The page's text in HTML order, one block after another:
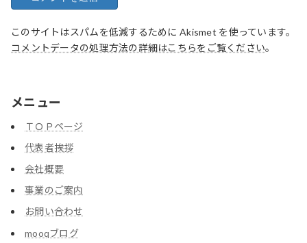
このサイトはスパムを低減するために Akismet を使っています。
コメントデータの処理方法の詳細はこちらをご覧ください。
メニュー
ＴＯＰページ
代表者挨拶
会社概要
事業のご案内
お問い合わせ
mooqブログ